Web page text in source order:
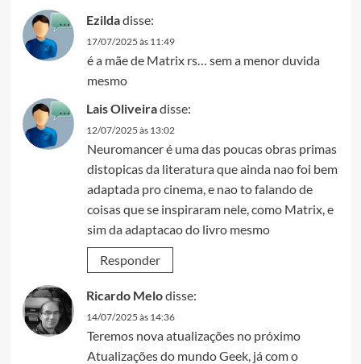
Ezildadisse:
17/07/2025 às 11:49
é a mãe de Matrix rs… sem a menor duvida
mesmo
Lais Oliveiradisse:
12/07/2025 às 13:02
Neuromancer é uma das poucas obras primas
distopicas da literatura que ainda nao foi bem
adaptada pro cinema, e nao to falando de
coisas que se inspiraram nele, como Matrix, e
sim da adaptacao do livro mesmo
Responder
Ricardo Melodisse:
14/07/2025 às 14:36
Teremos nova atualizações no próximo
Atualizações do mundo Geek, já com o